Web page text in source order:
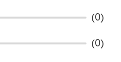
(0)
(0)